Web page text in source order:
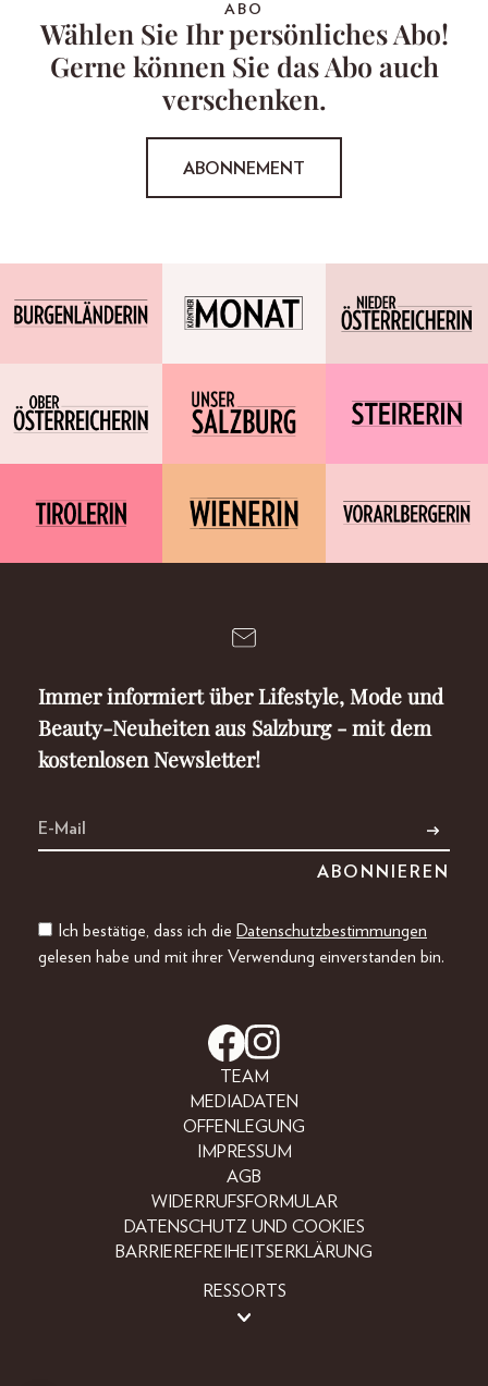
ABO
Wählen Sie Ihr persönliches Abo!
Gerne können Sie das Abo auch
verschenken.
ABONNEMENT
Immer informiert über Lifestyle, Mode und
Beauty-Neuheiten aus Salzburg - mit dem
kostenlosen Newsletter!
Ich bestätige, dass ich die Datenschutzbestimmungen
gelesen habe und mit ihrer Verwendung einverstanden bin.
TEAM
MEDIADATEN
OFFENLEGUNG
IMPRESSUM
AGB
WIDERRUFSFORMULAR
DATENSCHUTZ UND COOKIES
BARRIEREFREIHEITSERKLÄRUNG
RESSORTS